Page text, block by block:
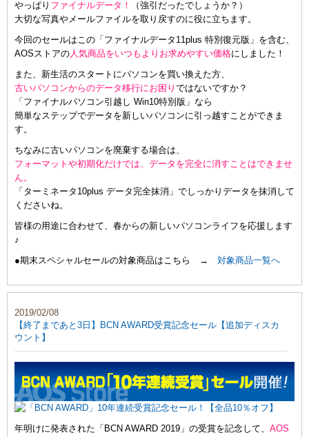
やっぱり ファイナルデータ！
（強引だったでしょうか？）
大切な写真やメールファイルを取り戻すのに役に立ちます。
今回のセールはこの「ファイナルデータ11plus 特別復元版」を含む、
AOSストアの人気商品をいつもよりお求めやすい価格にしました！
また、新生活のスタートにパソコンを買い換えた方、
古いパソコンからのデータ移行にお困り ではないですか？
「ファイナルパソコン引越し Win10特別版」なら
簡単なステップでデータを新しいパソコンに引っ越すことができま
す。
ちなみに古いパソコンを廃棄する場合は、
フォーマットや初期化だけでは、データを完全に消すことはできませ
ん。
「ターミネータ10plus データ完全抹消」でしっかりデータを抹消して
くださいね。
皆様の用途に合わせて、春からの新しいパソコンライフを応援します
♪
●期末スペシャルセールの対象商品はこちら → 対象商品一覧へ
2019/02/08
【終了まであと3日】BCN AWARD受賞記念セール【追加ディスカ
ウント】
年明けに発表された「BCN AWARD 2019」の受賞を記念して、 AOS